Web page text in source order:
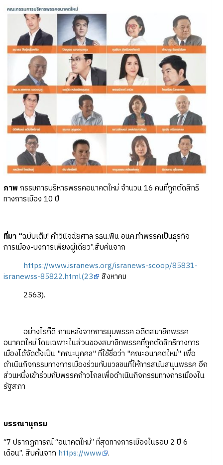
ภาพกรรมการบริหารพรรคอนาคตใหม่ จำนวน 16 คนที่ถูกตัดสิทธิ
ทางการเมือง 10 ปี
ที่มา “ฉบับเต็ม! คำวินิจฉัยศาล รธน.ฟัน อนค.ทำพรรคเป็นธุรกิจ
การเมือง-บงการเพียงผู้เดียว”.สืบค้นจาก
https://www.isranews.org/isranews-scoop/85831-
isranewss-85822.html(23
สิงหาคม
2563).
อย่างไรก็ดี ภายหลังจากการยุบพรรค อดีตสมาชิกพรรค
อนาคตใหม่ โดยเฉพาะในส่วนของสมาชิกพรรคที่ถูกตัดสิทธิทางการ
เมืองได้จัดตั้งเป็น "คณะบุคคล" ที่ใช้ชื่อว่า "คณะอนาคตใหม่" เพื่อ
ดำเนินกิจกรรมทางการเมืองร่วมกับมวลชนที่ให้การสนับสนุนพรรค อีก
ส่วนหนึ่งเข้าร่วมกับพรรคก้าวไกลเพื่อดำเนินกิจกรรมทางการเมืองใน
รัฐสภา
บรรณานุกรม
“7 ปรากฏการณ์ “อนาคตใหม่” ที่สุดทางการเมืองในรอบ 2 ปี 6
เดือน”. สืบค้นจาก https://www .